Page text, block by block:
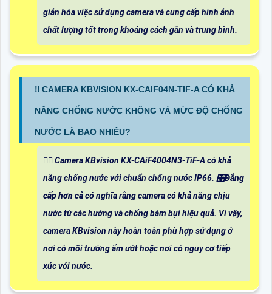
giản hóa việc sử dụng camera và cung cấp hình ảnh
chất lượng tốt trong khoảng cách gần và trung bình.
‼️ CAMERA KBVISION KX-CAIF04N-TIF-A CÓ KHẢ
NĂNG CHỐNG NƯỚC KHÔNG VÀ MỨC ĐỘ CHỐNG
NƯỚC LÀ BAO NHIÊU?
❤️‍💋‍ Camera KBvision KX-CAiF4004N3-TiF-A có khả
năng chống nước với chuẩn chống nước IP66. 🎛Đẳng
cấp hơn cảcó nghĩa rằng camera có khả năng chịu
nước từ các hướng và chống bám bụi hiệu quả. Vì vậy,
camera KBvision này hoàn toàn phù hợp sử dụng ở
nơi có môi trường ẩm ướt hoặc nơi có nguy cơ tiếp
xúc với nước.